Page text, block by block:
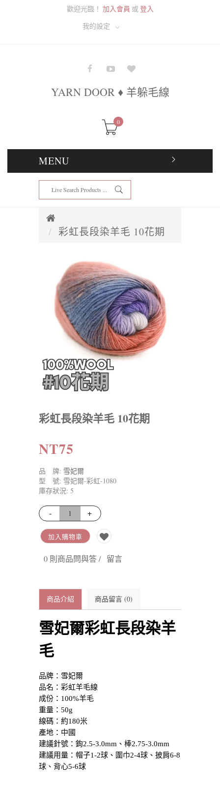
歡迎光臨！ 加入會員 或登入
我的設定
YARN DOOR ♦ 羊躲毛線
0
MENU
彩虹長段染羊毛 10花期
彩虹長段染羊毛 10花期
NT75
品 牌: 雪妃爾
型 號: 雪妃爾-彩虹-1080
庫存狀況: 5
- +
加入購物車
0 則商品問與答 / 留言
商品介紹 商品留言 (0)
雪妃爾彩虹長段染羊
毛
品牌：雪妃爾
品名：彩虹羊毛線
成份：100%羊毛
重量：50g
線碼：約180米
產地：中國
建議針號：鉤2.5-3.0mm、棒2.75-3.0mm
建議用量：帽子1-2球、圍巾2-4球、披肩6-8
球、背心5-6球